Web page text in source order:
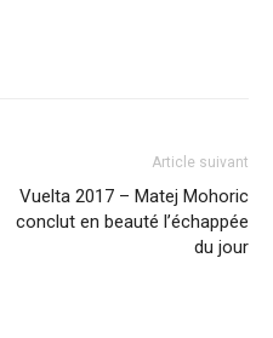
Article suivant
Vuelta 2017 – Matej Mohoric
conclut en beauté l’échappée
du jour